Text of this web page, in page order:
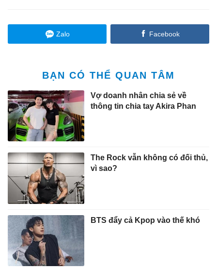
Zalo Facebook
BẠN CÓ THỂ QUAN TÂM
Vợ doanh nhân chia sẻ về
thông tin chia tay Akira Phan
The Rock vẫn không có đối thủ,
vì sao?
BTS đẩy cả Kpop vào thế khó